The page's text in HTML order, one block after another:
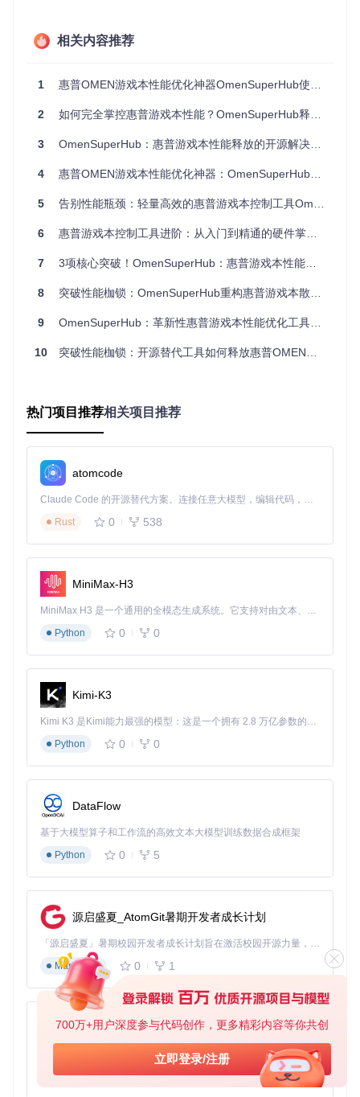
700万+用户深度参与代码创作，更多精彩内容等你共创
立即登录/注册
延迟会直接影响用户体验和工作效率。
第三方卸载工具完成
保无残留后台服务
et --version命令检查
📌硬件兼容性确认
支持状
p/8pp
支持
全部功能
2以上
暗影精灵1
✅ 完全
全部功能
光影精灵1
0系列
✅ 部分
基础散热与性
键盘背光调节暂
暗影精灵6
系列
持
- 硬件接口限制
部署阶段：轻量级安装流程
📌获取与安装
git clone
cd
仅需消耗约30MB存储空间，相比官方软件减少85%的磁盘占
用。
📌首次启动配置
以管理员权限运行OmenSuperHub.exe
接受硬件访问权限请求
选择适合的初始性能模式
验证阶段：功能确认与基础测试
核心功能验证
切换性能模式，确认CPU频率变化响应时间（应<0.5秒）
监控面板显示的温度、功耗数据是否准确
核心优势
0%，内存占用减少90%，实现了真正的轻量级体验。
三、场景验证：三大应用场景的性能突破
1. 3A游戏场景优化方案
在《赛博朋克2077》4K高画质设置下，使用OmenSuperHub
的"游戏优化模式"：
平均帧率提升12%（从45fps提升至50fps）
CPU温度降低8℃（从89℃降至81℃）
风扇噪音降低3dB（从48dB降至45dB）
相关内容推荐
1 惠普OMEN游戏本性能优化神器OmenSuperHub使用指南
2 如何完全掌控惠普游戏本性能？OmenSuperHub释放硬件潜能指南
3 OmenSuperHub：惠普游戏本性能释放的开源解决方案
4 惠普OMEN游戏本性能优化神器：OmenSuperHub完全使用手册
5 告别性能瓶颈：轻量高效的惠普游戏本控制工具OmenSuperHub全面解析
6 惠普游戏本控制工具进阶：从入门到精通的硬件掌控方案
7 3项核心突破！OmenSuperHub：惠普游戏本性能释放与系统轻量化的完美平衡
8 突破性能枷锁：OmenSuperHub重构惠普游戏本散热与性能控制新体验
9 OmenSuperHub：革新性惠普游戏本性能优化工具，突破官方软件局限
10 突破性能枷锁：开源替代工具如何释放惠普OMEN游戏本的隐藏潜力
热门项目推荐相关项目推荐
atomcode
Claude Code 的开源替代方案。连接任意大模型，编辑代码，运行命令，自动验证 — 全自动执行。用 Rust 构建，极致性能。 ｜ An open-source alternative to Claude Code. Connect any LLM, edit code, run commands, and verify changes — autonomously. Built in Rust for speed. Get Started
Rust
0 538
MiniMax-H3
MiniMax H3 是一个通用的全模态生成系统。它支持对由文本、图像、视频和音频组成的多模态上下文进行统一理解，并能生成分辨率高达 2K、时长可达 15 秒的带原生立体声音频的视频。得益于面向任务泛化的系统设计，H3 在预训练阶段就已具备广泛的多模态上下文理解与生成能力，能够出色地执行复杂的多模态指令。
Python
0 0
Kimi-K3
Kimi K3 是Kimi能力最强的模型：这是一个拥有 2.8 万亿参数的混合专家（MoE）模型，具备原生视觉理解能力，并支持 100 万 token 的上下文窗口。
Python
0 0
DataFlow
基于大模型算子和工作流的高效文本大模型训练数据合成框架
Python
0 5
源启盛夏_AtomGit暑期开发者成长计划
「源启盛夏」暑期校园开发者成长计划旨在激活校园开源力量，通过积分激励、认证扶持、资源倾斜等形式，引导高校组织和开发者完成「入驻 — 建项目 — 做贡献 — 获认证 — 得资源」的完整闭环。无论你是想带领社团入驻平台的组织者，还是希望用代码贡献证明自己的开发者，都能在这里找到属于你的成长路径。
Markdown
0 1
py-xiaozhi
基于Python的Xiaozhi AI，适用于想要完整Xiaozhi体验而无需拥有专用硬件的用户。
Python
0 1